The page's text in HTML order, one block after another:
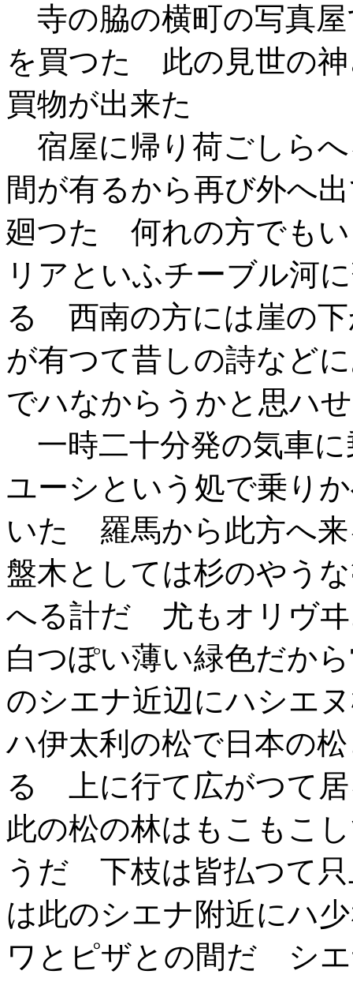
寺の脇の横町の写真
を買つた 此の見世の神
買物が出来た
宿屋に帰り荷ごしら
間が有るから再び外へ
廻つた 何れの方でも
リアといふチーブル河
る 西南の方には崖の
が有つて昔しの詩など
でハなからうかと思ハ
一時二十分発の気車に
ユーシという処で乗り
いた 羅馬から此方へ
盤木としては杉のやう
へる計だ 尤もオリヴヰ
白つぽい薄い緑色だか
のシエナ近辺にハシエ
ハ伊太利の松で日本の
る 上に行て広がつて
此の松の林はもこもこ
うだ 下枝は皆払つて
は此のシエナ附近にハ
ワとピザとの間だ シ